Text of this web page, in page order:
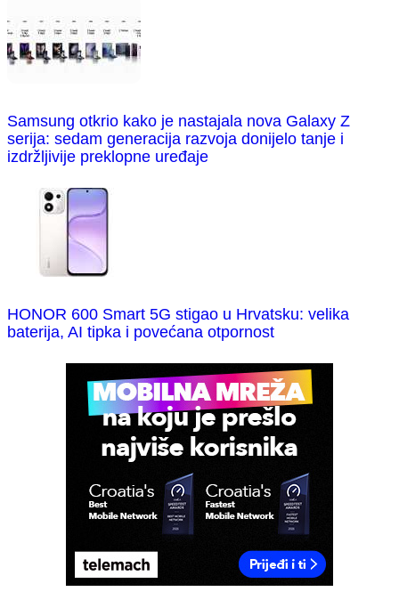
Samsung otkrio kako je nastajala nova Galaxy Z
serija: sedam generacija razvoja donijelo tanje i
izdržljivije preklopne uređaje
HONOR 600 Smart 5G stigao u Hrvatsku: velika
baterija, AI tipka i povećana otpornost